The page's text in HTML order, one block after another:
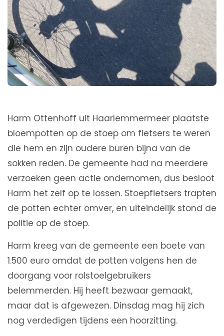
Harm Ottenhoff uit Haarlemmermeer plaatste
bloempotten op de stoep om fietsers te weren
die hem en zijn oudere buren bijna van de
sokken reden. De gemeente had na meerdere
verzoeken geen actie ondernomen, dus besloot
Harm het zelf op te lossen. Stoepfietsers trapten
de potten echter omver, en uiteindelijk stond de
politie op de stoep.
Harm kreeg van de gemeente een boete van
1.500 euro omdat de potten volgens hen de
doorgang voor rolstoelgebruikers
belemmerden. Hij heeft bezwaar gemaakt,
maar dat is afgewezen. Dinsdag mag hij zich
nog verdedigen tijdens een hoorzitting.